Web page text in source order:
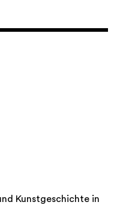
Kunstgeschichte in